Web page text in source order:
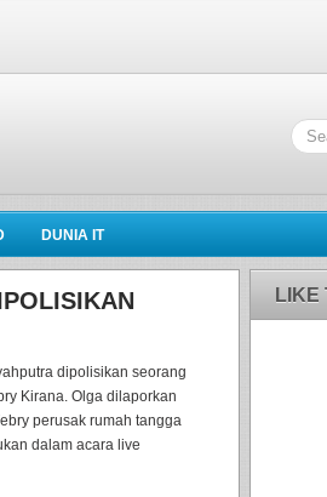
DUNIA IT
dipolisikan seorang
Kirana. Olga dilaporkan
perusak rumah tangga
dalam acara live
LIKE